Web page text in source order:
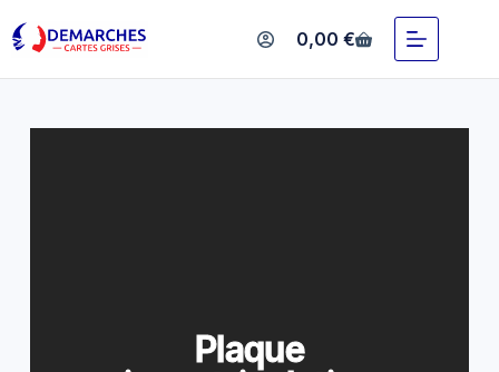
0,00€
Plaque immatriculation
aluminium
Plaque